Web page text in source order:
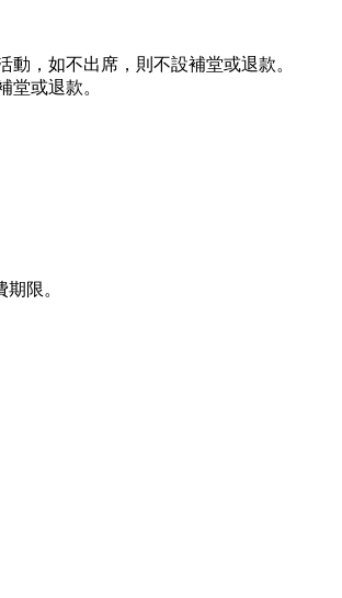
，如不出席，則不設補堂或退款。
或退款。
限。